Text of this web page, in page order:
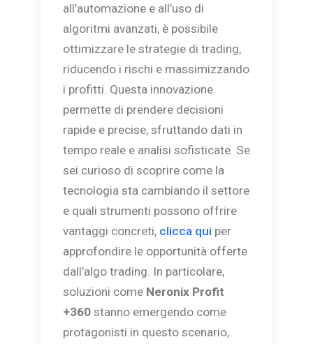
all’automazione e all’uso di
algoritmi avanzati, è possibile
ottimizzare le strategie di trading,
riducendo i rischi e massimizzando
i profitti. Questa innovazione
permette di prendere decisioni
rapide e precise, sfruttando dati in
tempo reale e analisi sofisticate. Se
sei curioso di scoprire come la
tecnologia sta cambiando il settore
e quali strumenti possono offrire
vantaggi concreti, clicca qui per
approfondire le opportunità offerte
dall’algo trading. In particolare,
soluzioni come Neronix Profit
+360 stanno emergendo come
protagonisti in questo scenario,